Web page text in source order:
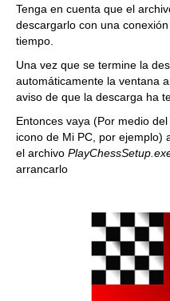
Tenga en cuenta que el
descargarlo con una
tiempo.
Una vez que se termine la
automáticamente la ventana
aviso de que la descarga ha
Entonces vaya (Por medio
icono de Mi PC, por ejemplo)
el archivo
arrancarlo